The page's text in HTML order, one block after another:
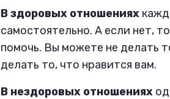
В здоровых отношениях
самостоятельно. А если нет,
помочь. Вы можете не делать
делать то, что нравится вам.
В нездоровых отношениях